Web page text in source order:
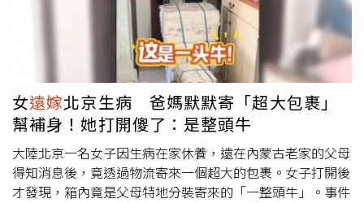
款返還，希望她不要跟其他家人透露借錢一事。當事人指
出，當下她聽著熟悉的聲音，心裡只想著要趕緊幫孩子度過
難關，連忙找理由向其他家人借錢，好不容易湊出女兒需要
的金額數字；由於女兒遠嫁外地，表示將委託台灣的友人跟
她取款，約定住家附近一間超市前碰面，後來一名陌生人現
身約定地點，將現金與她的金融卡一起拿走了。當事人說，
沒想到的是，過一陣子，女兒從外地返家，她連忙關心對方
身體康復狀況，並詢問購屋一事辦得如何，女兒卻一臉疑惑
地看著她，表示自己一直都在外地，剛剛才返台，最近根本
沒有更換LINE帳號，也沒打電話給她，「聞訊，我整個人
女遠嫁北京生病 爸媽默默寄「超大包裹」
幫補身！她打開傻了：是整頭牛
大陸北京一名女子因生病在家休養，遠在內蒙古老家的父母
得知消息後，竟透過物流寄來一個超大的包裹。女子打開後
才發現，箱內竟是父母特地分裝寄來的「一整頭牛」。事件